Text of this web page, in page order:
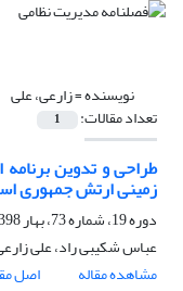
نویسنده =زارعی، علی
تعداد مقالات: 1
طراحی و تدوین
زمینی ارتش جمهوری
دوره 19، شماره 73، بهار 1398، صفحه
عباس شکیبی راد، علی
مشاهده مقاله
اصل